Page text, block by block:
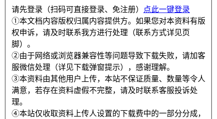
请先登录（扫码可直接登录、免注册）
点此一键登录
①本文档内容版权归属内容提供方。如果您对本资料有版
权申诉，请及时联系我方进行处理（联系方式详见页
脚）。
②由于网络或浏览器兼容性等问题导致下载失败，请加客
服微信处理（详见下载弹窗提示），感谢理解。
③本资料由其他用户上传，本站不保证质量、数量等令人
满意，若存在资料虚假不完整，请及时联系客服投诉处
理。
④本站仅收取资料上传人设置的下载费中的一部分分成，